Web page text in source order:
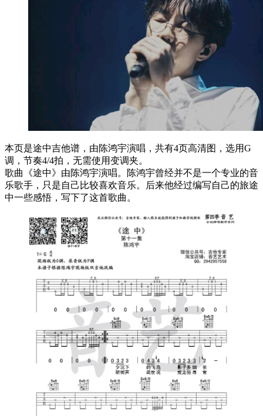
本页是途中吉他谱，由陈鸿宇演唱，共有4页高清图，选用G
调，节奏4/4拍，无需使用变调夹。
歌曲《途中》由陈鸿宇演唱。陈鸿宇曾经并不是一个专业的音
乐歌手，只是自己比较喜欢音乐。后来他经过编写自己的旅途
中一些感悟，写下了这首歌曲。